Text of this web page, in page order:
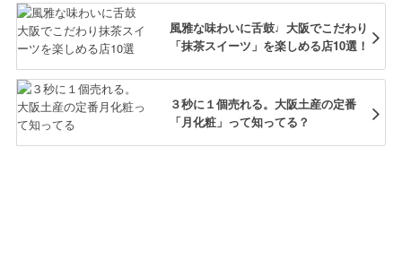
風雅な味わいに舌鼓♩大阪でこだわり
「抹茶スイーツ」を楽しめる店10選！
３秒に１個売れる。大阪土産の定番
「月化粧」って知ってる？